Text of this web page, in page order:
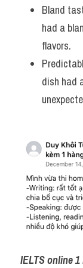
Bland
had a
flavors.
dish had
IELTS online 1